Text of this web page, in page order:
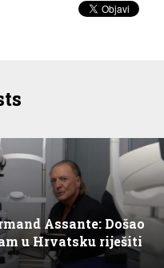
Assante: Došao
u Hrvatsku riješiti
probleme s vidom!